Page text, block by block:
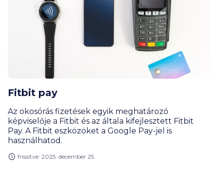
Fitbit pay
Az okosórás fizetések egyik meghatározó
képviselője a Fitbit és az általa kifejlesztett Fitbit
Pay. A Fitbit eszközöket a Google Pay-jel is
használhatod.
frissítve: 2025. december 25.